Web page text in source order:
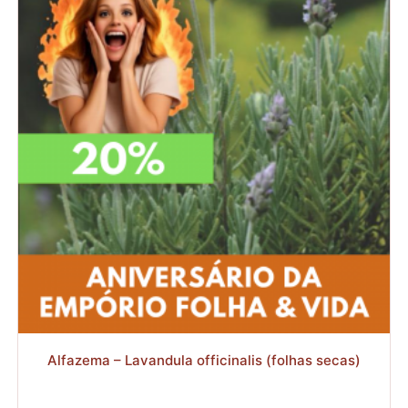
Alfazema – Lavandula officinalis (folhas secas)
R$30,80
R$24,64